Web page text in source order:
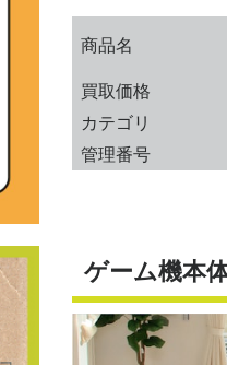
商品名
買取価格
カテゴリ
管理番号
ゲーム機本